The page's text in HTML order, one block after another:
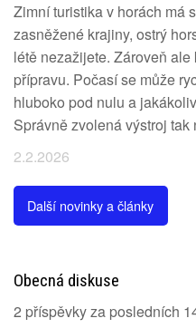
Zimní turistika v horách má
zasněžené krajiny, ostrý
létě nezažijete. Zároveň
přípravu. Počasí se může
hluboko pod nulu a
Správně zvolená výstroj
2.2.2026
Další novinky a články
Obecná diskuse
2 příspěvky za posledních